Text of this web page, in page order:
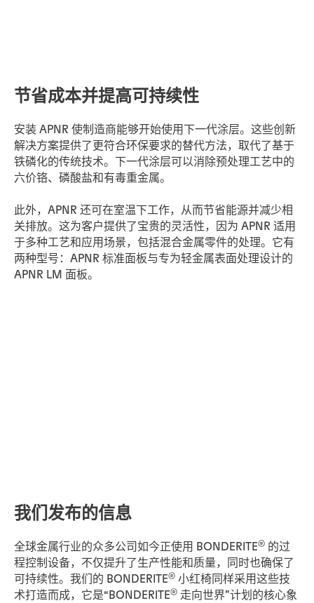
节省成本并提高可持续性
安装 APNR 使制造商能够开始使用下一代涂层。这些创新
解决方案提供了更符合环保要求的替代方法，取代了基于
铁磷化的传统技术。下一代涂层可以消除预处理工艺中的
六价铬、磷酸盐和有毒重金属。
此外，APNR 还可在室温下工作，从而节省能源并减少相
关排放。这为客户提供了宝贵的灵活性，因为 APNR 适用
于多种工艺和应用场景，包括混合金属零件的处理。它有
两种型号：APNR 标准面板与专为轻金属表面处理设计的
APNR LM 面板。
我们发布的信息
全球金属行业的众多公司如今正使用 BONDERITE® 的过
程控制设备，不仅提升了生产性能和质量，同时也确保了
可持续性。我们的 BONDERITE® 小红椅同样采用这些技
术打造而成，它是“BONDERITE® 走向世界”计划的核心象